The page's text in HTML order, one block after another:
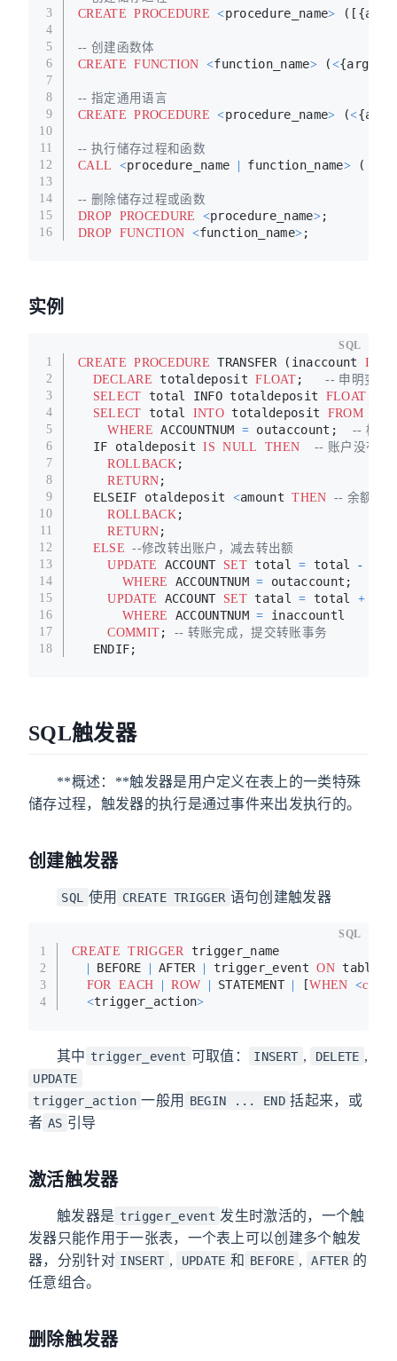
3
4
5
6
7
8
9
10
11
12
13
14
15
16
CREATE
PROCEDURE <procedure_name>
-- 创建函数体
CREATE
FUNCTION <function_name> ( <
-- 指定通用语言
CREATE
PROCEDURE <procedure_name> (<
-- 执行储存过程和函数
CALL
<procedure_name | function_name> ([
-- 删除储存过程或函数
DROP PROCEDURE <procedure_name>;
DROP FUNCTION <function_name> ;
实例
1
2
3
4
5
6
7
8
9
10
11
12
13
14
15
16
17
18
CREATE PROCEDURE TRANSFER (inaccount INT
DECLARE totaldeposit FLOAT; -- 申明变量
SELECT total INFO totaldeposit FLOAT
SELECT total INTO totaldeposit FROM
WHERE ACCOUNTNUM = outaccount; -- 检查
  IF otaldeposit
IS NULL THEN
-- 账户没有存
ROLLBACK ;
RETURN ;
  ELSEIF otaldeposit
<amount THEN -- 余额不
ROLLBACK ;
RETURN ;
ELSE
--修改转出账户，减去转出额
UPDATE
ACCOUNT SET total = total -
WHERE ACCOUNTNUM = outaccount;
UPDATE ACCOUNT SET tatal = total +
WHERE ACCOUNTNUM = inaccountl
COMMIT ; -- 转账完成，提交转账事务
  ENDIF;
SQL
SQL触发器
**概述：**触发器是用户定义在表上的一类特殊
储存过程，触发器的执行是通过事件来出发执行的。
创建触发器
SQL 使用 CREATE TRIGGER 语句创建触发器
1
2
3
4
CREATE TRIGGER trigger_name
BEFORE AFTER trigger_event ON
FOR EACH ROW STATEMENT [WHEN <
<trigger_action>
SQL
其中 trigger_event 可取值： INSERT , DELETE ,
UPDATE
trigger_action 一般用 BEGIN ... END 括起来，或
者 AS 引导
激活触发器
触发器是 trigger_event 发生时激活的，一个触
发器只能作用于一张表，一个表上可以创建多个触发
器，分别针对 INSERT , UPDATE 和 BEFORE , AFTER 的
任意组合。
删除触发器